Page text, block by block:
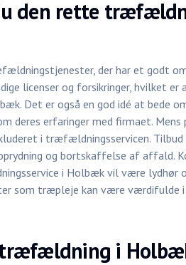
den rette
der har et godt
licenser og forsikringer, hvilket er
Det er også en god idé at bede
deres erfaringer med firmaet.
i træfældningsservicen.
og bortskaffelse af affald.
i Holbæk vil være lydhør
som træpleje kan være værdifulde i
i